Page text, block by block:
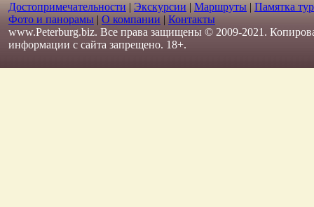
Достопримечательности | Экскурсии | Маршруты | Памятка
Фото и панорамы | О компании | Контакты
www.Peterburg.biz. Все права защищены © 2009-2021.
информации с сайта запрещено. 18+.